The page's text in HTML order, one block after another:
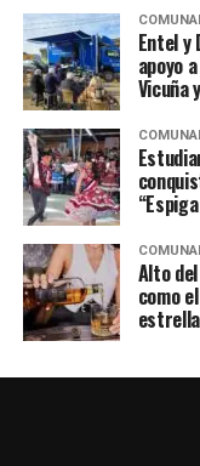
Entel y
apoyo
Vicuña
Alto
como